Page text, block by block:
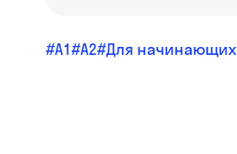
A1 A2 Для начинающих